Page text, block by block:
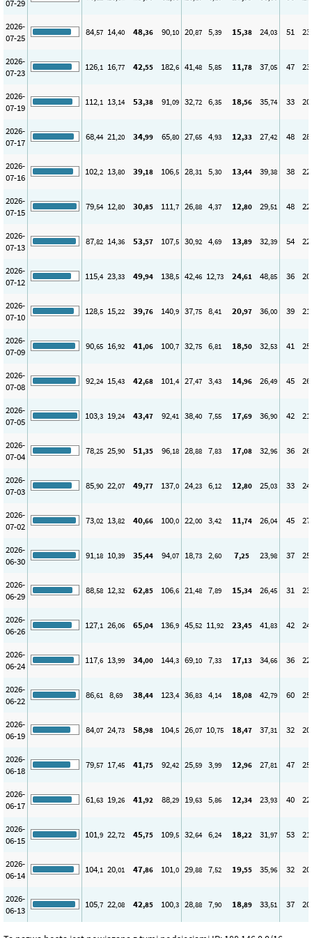
07-29
2026-
07-25
84,57 14,40 48,36 90,10 20,87 5,39 15,38 24,03 51 23
2026-
07-23
126,1 16,77 42,55 182,6 41,48 5,85 11,78 37,05 47 23
2026-
07-19
112,1 13,14 53,38 91,09 32,72 6,35 18,56 35,74 33 20
2026-
07-17
68,44 21,20 34,99 65,80 27,65 4,93 12,33 27,42 48 28
2026-
07-16
102,2 13,80 39,18 106,5 28,31 5,30 13,44 39,38 38 22
2026-
07-15
79,54 12,80 30,85 111,7 26,88 4,37 12,80 29,51 48 22
2026-
07-13
87,82 14,36 53,57 107,5 30,92 4,69 13,89 32,39 54 22
2026-
07-12
115,4 23,33 49,94 138,5 42,46 12,73 24,61 48,85 36 20
2026-
07-10
128,5 15,22 39,76 140,9 37,75 8,41 20,97 36,00 39 21
2026-
07-09
90,65 16,92 41,06 100,7 32,75 6,81 18,50 32,53 41 25
2026-
07-08
92,24 15,43 42,68 101,4 27,47 3,43 14,96 26,49 45 26
2026-
07-05
103,3 19,24 43,47 92,41 38,40 7,55 17,69 36,90 42 21
2026-
07-04
78,25 25,90 51,35 96,18 28,88 7,83 17,08 32,96 36 26
2026-
07-03
85,90 22,07 49,77 137,0 24,23 6,12 12,80 25,03 33 24
2026-
07-02
73,02 13,82 40,66 100,0 22,00 3,42 11,74 26,04 45 27
2026-
06-30
91,18 10,39 35,44 94,07 18,73 2,60 7,25 23,98 37 25
2026-
06-29
88,58 12,32 62,85 106,6 21,48 7,89 15,34 26,45 31 23
2026-
06-26
127,1 26,06 65,04 136,9 45,52 11,92 23,45 41,83 42 24
2026-
06-24
117,6 13,99 34,00 144,3 69,10 7,33 17,13 34,66 36 22
2026-
06-22
86,61 8,69 38,44 123,4 36,83 4,14 18,08 42,79 60 25
2026-
06-19
84,07 24,73 58,98 104,5 26,07 10,75 18,47 37,31 32 20
2026-
06-18
79,57 17,45 41,75 92,42 25,59 3,99 12,96 27,81 47 25
2026-
06-17
61,63 19,26 41,92 88,29 19,63 5,86 12,34 23,93 40 22
2026-
06-15
101,9 22,72 45,75 109,5 32,64 6,24 18,22 31,97 53 21
2026-
06-14
104,1 20,01 47,86 101,0 29,88 7,52 19,55 35,96 32 20
2026-
06-13
105,7 22,08 42,85 100,3 28,88 7,90 18,89 33,51 37 20